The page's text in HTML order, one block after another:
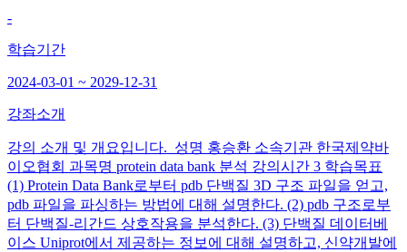
-
학습기간
2024-03-01 ~ 2029-12-31
강좌소개
강의 소개 및 개요입니다. 성명 홍승환 소속기관 한국제약바
이오협회 과목명 protein data bank 분석 강의시간 3 학습목표
(1) Protein Data Bank로부터 pdb 단백질 3D 구조 파일을 얻고,
pdb 파일을 파싱하는 방법에 대해 설명한다. (2) pdb 구조로부
터 단백질-리간드 상호작용을 분석한다. (3) 단백질 데이터베
이스 Uniprot에서 제공하는 정보에 대해 설명하고, 신약개발에